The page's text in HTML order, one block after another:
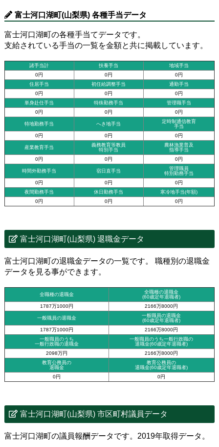
富士河口湖町(山梨県) 各種手当データ
富士河口湖町の各種手当てデータです。
支給されている手当の一覧を金額と共に掲載しています。
諸手当計 扶養手当
地域手当
0円
0円
0円
住居手当
初任給調整手当
通勤手当
0円
0円
0円
単身赴任手当
特殊勤務手当
管理職手当
0円
0円 0円
特地勤務手当 へき地手当
定時制通信教育
手当
0円
0円 0円
産業教育手当
義務教育等教員
特別手当
農林漁業普及
指導手当
0円
0円 0円
時間外勤務手当 宿日直手当
管理職員
特別勤務手当
0円
0円
0円
夜間勤務手当
休日勤務手当
寒冷地手当(年額)
0円
0円 0円
富士河口湖町(山梨県) 退職金データ
富士河口湖町の退職金データの一覧です。 職種別の退職金
データを見る事ができます。
全職種の退職金
全職種の退職金
(60歳定年退職者)
1787万1000円
2166万8000円
一般職員の退職金
一般職員の退職金
(60歳定年退職者)
1787万1000円
2166万8000円
一般職員のうち
一般行政職の退職金
一般職員のうち一般行政職の
退職金(60歳定年退職者)
2098万円
2166万8000円
教育公務員の
退職金
教育公務員の
退職金(60歳定年退職者)
0円
0円
富士河口湖町(山梨県) 市区町村議員データ
富士河口湖町の議員報酬データです。2019年取得データ。